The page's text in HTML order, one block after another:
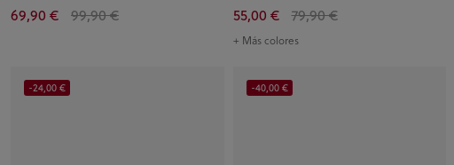
69,90 € 99,90 € 55,00 € 79,90 €
+ Más colores
-24,00 € -40,00 €